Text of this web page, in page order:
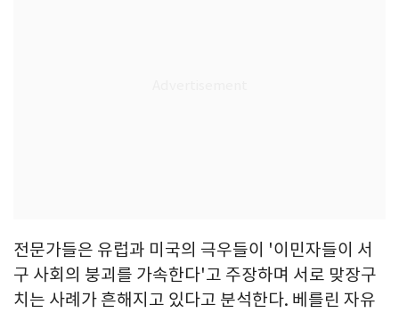
전문가들은 유럽과 미국의 극우들이 '이민자들이 서
구 사회의 붕괴를 가속한다'고 주장하며 서로 맞장구
치는 사례가 흔해지고 있다고 분석한다. 베를린 자유